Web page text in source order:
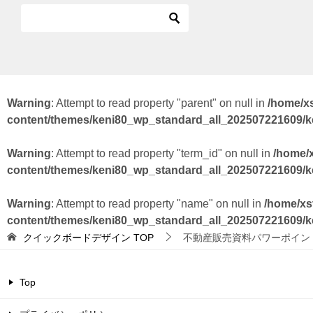
Warning: Attempt to read property "parent" on null in /home/
content/themes/keni80_wp_standard_all_202507221609/
Warning: Attempt to read property "term_id" on null in /home/
content/themes/keni80_wp_standard_all_202507221609/
Warning: Attempt to read property "name" on null in /home/
content/themes/keni80_wp_standard_all_202507221609/
クイックボードデザイン TOP 不動産販売資料パワーポイン
Top